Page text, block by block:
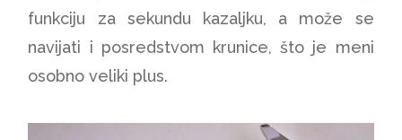
funkciju za sekundu kazaljku, a može se
navijati i posredstvom krunice, što je meni
osobno veliki plus.